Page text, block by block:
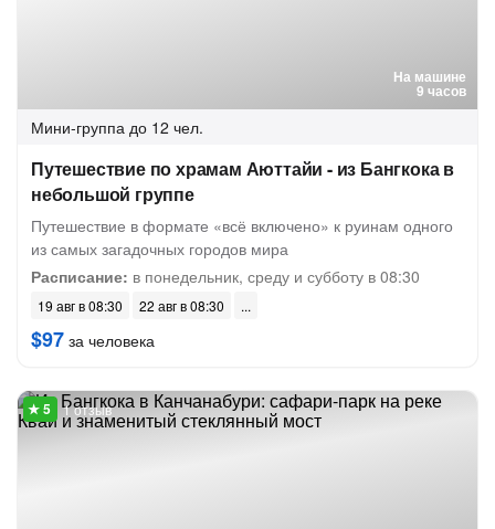
На машине
9 часов
Мини-группа до 12 чел.
Путешествие по храмам Аюттайи - из Бангкока в
небольшой группе
Путешествие в формате «всё включено» к руинам одного
из самых загадочных городов мира
Расписание: в понедельник, среду и субботу в 08:30
19 авг в 08:30 22 авг в 08:30
$97 за человека
1 отзыв